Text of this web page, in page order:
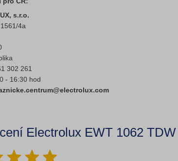
s.r.o.
4a
302 261
- 16:30 hod
Electrolux EWT 1062 TDW